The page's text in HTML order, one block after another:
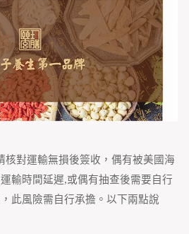
核對運輸無損後簽收，偶有被美國海
輸時間延遲,或偶有抽查後需要自行
此風險需自行承擔。以下兩點說